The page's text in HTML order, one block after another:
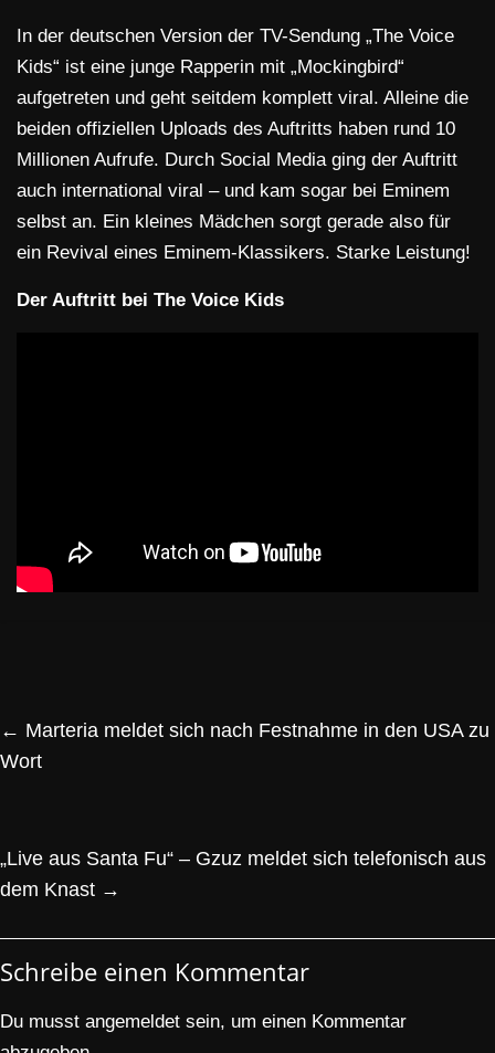
In der deutschen Version der TV-Sendung „The Voice
Kids“ ist eine junge Rapperin mit „Mockingbird“
aufgetreten und geht seitdem komplett viral. Alleine die
beiden offiziellen Uploads des Auftritts haben rund 10
Millionen Aufrufe. Durch Social Media ging der Auftritt
auch international viral – und kam sogar bei Eminem
selbst an. Ein kleines Mädchen sorgt gerade also für
ein Revival eines Eminem-Klassikers. Starke Leistung!
Der Auftritt bei The Voice Kids
← Marteria meldet sich nach Festnahme in den USA zu
Wort
„Live aus Santa Fu“ – Gzuz meldet sich telefonisch aus
dem Knast →
Schreibe einen Kommentar
Du musst angemeldet sein, um einen Kommentar